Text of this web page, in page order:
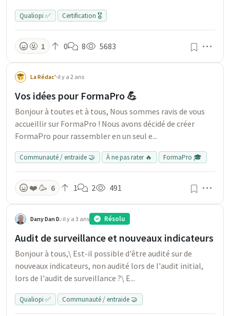
Qualiopi ✅ Certification 🎖️
🤬 1 0 8 5683
La Rédac'·il y a 2 ans
Vos idées pour FormaPro 💪
Bonjour à toutes et à tous, Nous sommes ravis de vous
accueillir sur FormaPro ! Nous avons décidé de créer
FormaPro pour rassembler en un seul e...
Communauté / entraide 🤝 À ne pas rater 🔥 FormaPro 🎓
❤️ 🥳 6 1 2 491
Dany Dan D.·il y a 3 ans Résolu
Audit de surveillance et nouveaux indicateurs
Bonjour à tous,\ Est-il possible d'être audité sur de
nouveaux indicateurs, non audité lors de l'audit initial,
lors de l'audit de surveillance ?\ E...
Qualiopi ✅ Communauté / entraide 🤝